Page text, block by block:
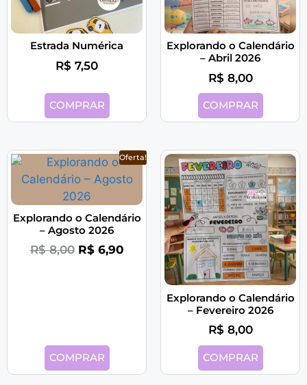
Estrada Numérica
R$ 7,50
COMPRAR
Explorando o Calendário
– Abril 2026
R$ 8,00
COMPRAR
Oferta!
Explorando o Calendário
– Agosto 2026
R$8,00 R$6,90
COMPRAR
Explorando o Calendário
– Fevereiro 2026
R$ 8,00
COMPRAR